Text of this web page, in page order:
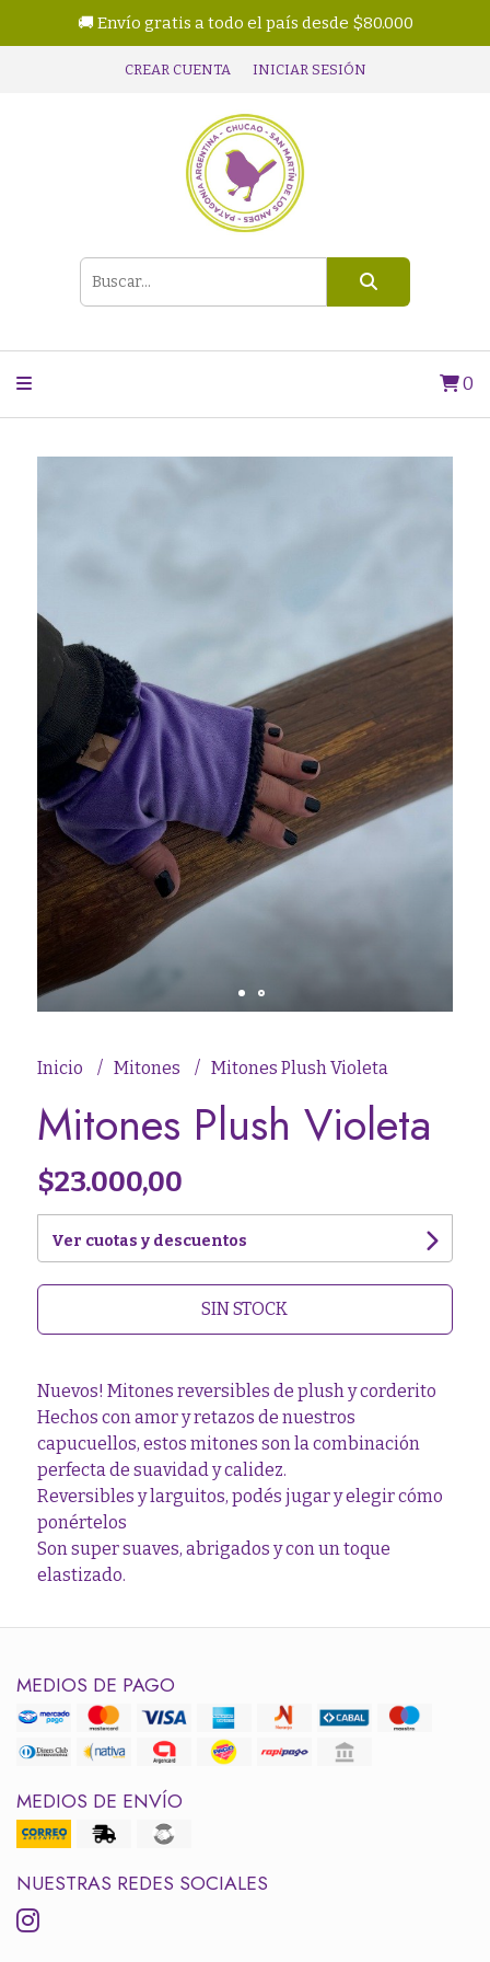
🚚 Envío gratis a todo el país desde $80.000
CREAR CUENTA INICIAR SESIÓN
0
Inicio Mitones Mitones Plush Violeta
Mitones Plush Violeta
$23.000,00
Ver cuotas y descuentos
SIN STOCK
Nuevos! Mitones reversibles de plush y corderito
Hechos con amor y retazos de nuestros
capucuellos, estos mitones son la combinación
perfecta de suavidad y calidez.
Reversibles y larguitos, podés jugar y elegir cómo
ponértelos
Son super suaves, abrigados y con un toque
elastizado.
MEDIOS DE PAGO
MEDIOS DE ENVÍO
NUESTRAS REDES SOCIALES